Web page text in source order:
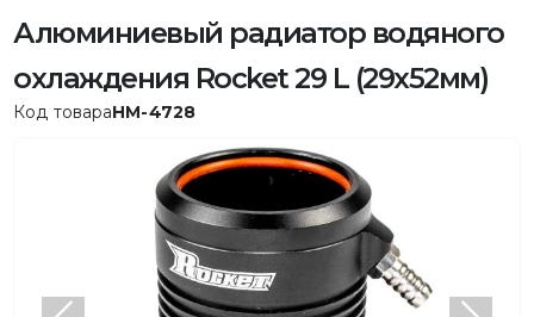
Алюминиевый радиатор водяного
охлаждения Rocket 29 L (29х52мм)
Код товараHM-4728